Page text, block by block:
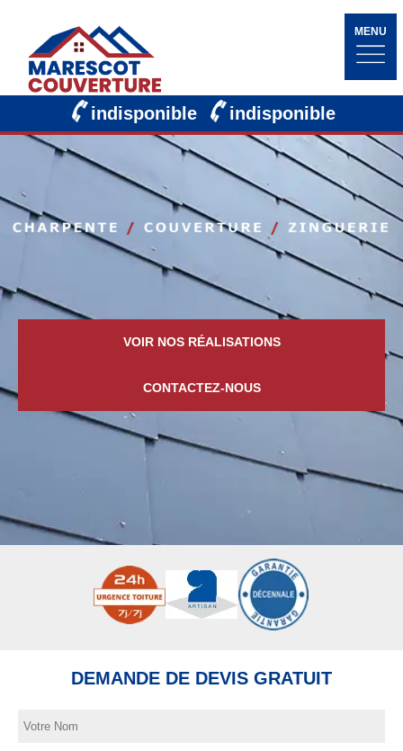
MENU
indisponible indisponible
VOIR NOS RÉALISATIONS
CONTACTEZ-NOUS
DEMANDE DE DEVIS GRATUIT